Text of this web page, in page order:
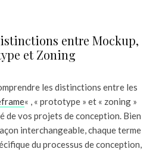
entre Mockup,
et Zoning
les distinctions entre les
« , « prototype » et « zoning »
de vos projets de conception. Bien
interchangeable, chaque terme
du processus de conception,